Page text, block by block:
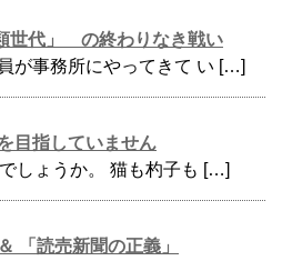
世代」 の終わりなき戦い
が事務所にやってきて い […]
目指していません
しょうか。 猫も杓子も […]
「読売新聞の正義」